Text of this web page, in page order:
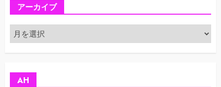
アーカイブ
ア
ー
カ
AH